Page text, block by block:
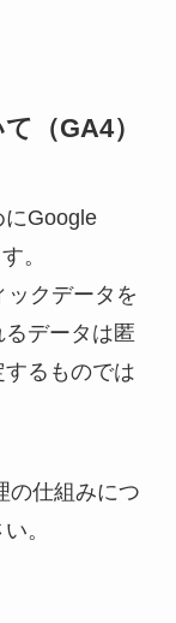
（GA4）
にGoogle
。
ックデータを
データは匿
るものでは
の仕組みにつ
。